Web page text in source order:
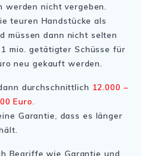
werden nicht vergeben.
teuren Handstücke als
müssen dann nicht selten
mio. getätigter Schüsse für
neu gekauft werden.
durchschnittlich 12.000 –
Euro.
Garantie, dass es länger
Begriffe wie Garantie und